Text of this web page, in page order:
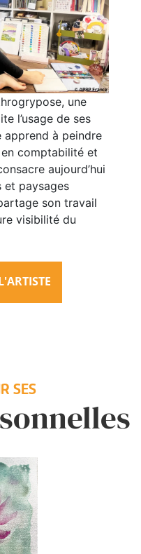
une
l’usage de ses
apprend à peindre
comptabilité et
aujourd’hui
et paysages
son travail
visibilité du
SES